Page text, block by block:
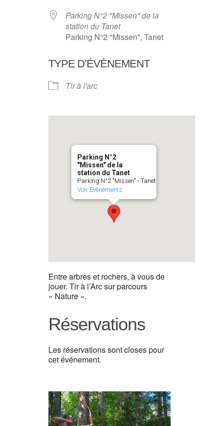
Parking N°2 "Missen" de la
station du Tanet
Parking N°2 "Missen", Tanet
TYPE D’ÉVÈNEMENT
Tir à l'arc
Parking N°2
"Missen" de la
station du Tanet
Parking N°2 "Missen" - Tanet
Voir Évènements
Entre arbres et rochers, à vous de
jouer. Tir à l’Arc sur parcours
« Nature ».
Réservations
Les réservations sont closes pour
cet événement.